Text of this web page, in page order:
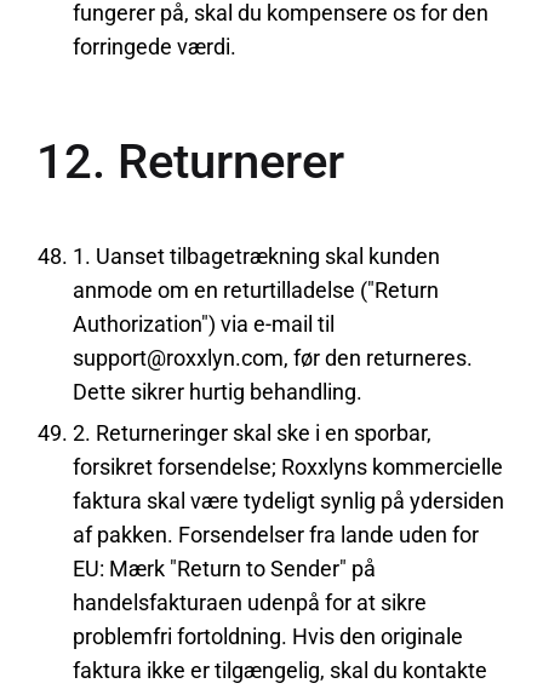
fungerer på, skal du kompensere os for den
forringede værdi.
12. Returnerer
1. Uanset tilbagetrækning skal kunden
anmode om en returtilladelse ("Return
Authorization") via e-mail til
support@roxxlyn.com, før den returneres.
Dette sikrer hurtig behandling.
2. Returneringer skal ske i en sporbar,
forsikret forsendelse; Roxxlyns kommercielle
faktura skal være tydeligt synlig på ydersiden
af pakken. Forsendelser fra lande uden for
EU: Mærk "Return to Sender" på
handelsfakturaen udenpå for at sikre
problemfri fortoldning. Hvis den originale
faktura ikke er tilgængelig, skal du kontakte